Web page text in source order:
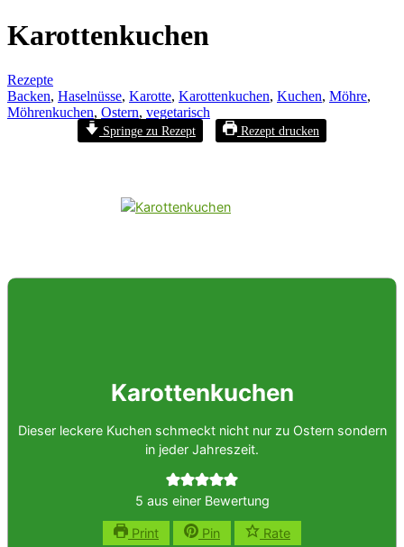
Karottenkuchen
Rezepte
Backen, Haselnüsse, Karotte, Karottenkuchen, Kuchen, Möhre,
Möhrenkuchen, Ostern, vegetarisch
Springe zu Rezept Rezept drucken
Karottenkuchen
Dieser leckere Kuchen schmeckt nicht nur zu Ostern sondern
in jeder Jahreszeit.
5 aus einer Bewertung
Print Pin Rate